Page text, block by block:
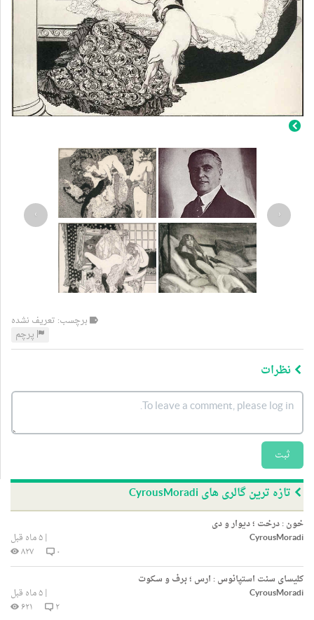
‹
›
برچسب: تعریف نشده
پرچم
نظرات
ثبت
تازه ترین گالری های CyrousMoradi
خون : درخت ؛ دیوار و دی
CyrousMoradi
|۵ ماه قبل
۰
۸۲۷
کلیسای سنت استپانوس : ارس ؛ برف و سکوت
CyrousMoradi
|۵ ماه قبل
۲
۶۲۱